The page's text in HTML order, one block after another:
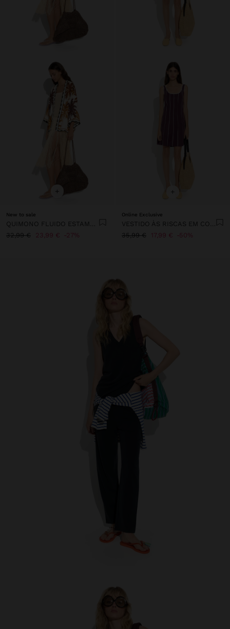
+
New to sale
QUIMONO FLUIDO ESTAMPADO
32,99 €
23,99 € 27%
+
Online Exclusive
VESTIDO ÀS RISCAS EM CONTRASTE 100% LIOCEL
35,99 €
17,99 € 50%